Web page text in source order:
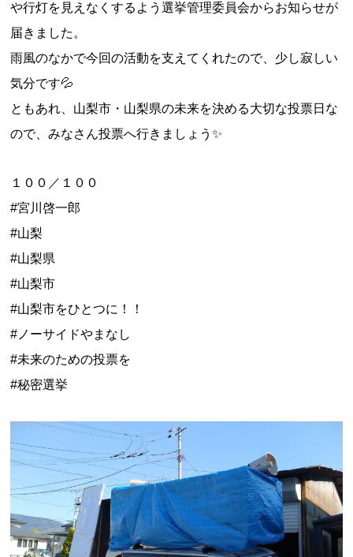
や行灯を見えなくするよう選挙管理委員会からお知らせが
届きました。
雨風のなかで今回の活動を支えてくれたので、少し寂しい
気分です💦
ともあれ、山梨市・山梨県の未来を決める大切な投票日な
ので、みなさん投票へ行きましょう✨
１００／１００
#宮川啓一郎
#山梨
#山梨県
#山梨市
#山梨市をひとつに！！
#ノーサイドやまなし
#未来のための投票を
#秘密選挙